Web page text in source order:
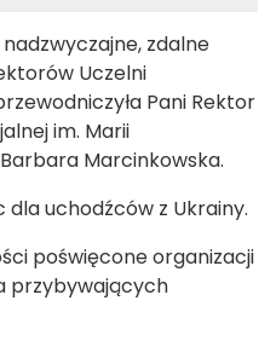
zdalne
Uczelni
Pani Rektor
im. Marii
Marcinkowska.
uchodźców z Ukrainy.
poświęcone organizacji
przybywających